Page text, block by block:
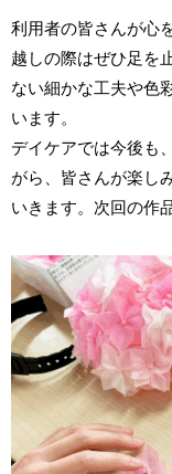
利用者の皆さんが心
越しの際はぜひ足を
ない細かな工夫や色
います。
デイケアでは今後も
がら、皆さんが楽し
いきます。次回の作